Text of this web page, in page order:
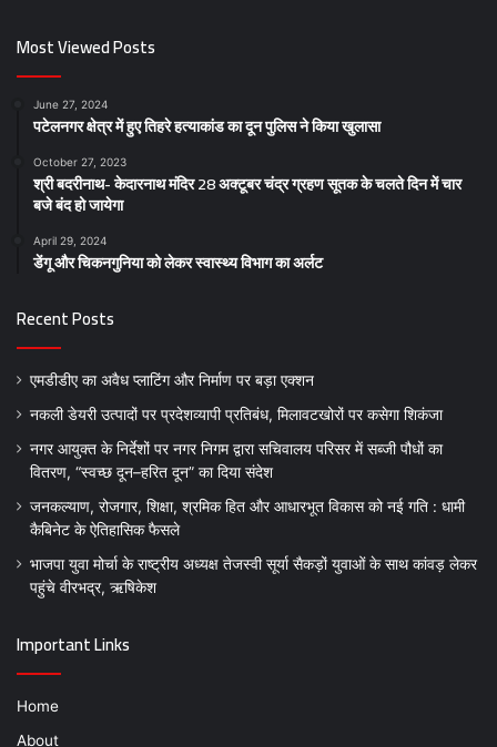
Most Viewed Posts
June 27, 2024
पटेलनगर क्षेत्र में हुए तिहरे हत्याकांड का दून पुलिस ने किया खुलासा
October 27, 2023
श्री बदरीनाथ- केदारनाथ मंदिर 28 अक्टूबर चंद्र ग्रहण सूतक के चलते दिन में चार
बजे बंद हो जायेगा
April 29, 2024
डेंगू और चिकनगुनिया को लेकर स्वास्थ्य विभाग का अर्लट
Recent Posts
एमडीडीए का अवैध प्लाटिंग और निर्माण पर बड़ा एक्शन
नकली डेयरी उत्पादों पर प्रदेशव्यापी प्रतिबंध, मिलावटखोरों पर कसेगा शिकंजा
नगर आयुक्त के निर्देशों पर नगर निगम द्वारा सचिवालय परिसर में सब्जी पौधों का
वितरण, “स्वच्छ दून–हरित दून” का दिया संदेश
जनकल्याण, रोजगार, शिक्षा, श्रमिक हित और आधारभूत विकास को नई गति : धामी
कैबिनेट के ऐतिहासिक फैसले
भाजपा युवा मोर्चा के राष्ट्रीय अध्यक्ष तेजस्वी सूर्या सैकड़ों युवाओं के साथ कांवड़ लेकर
पहुंचे वीरभद्र, ऋषिकेश
Important Links
Home
About